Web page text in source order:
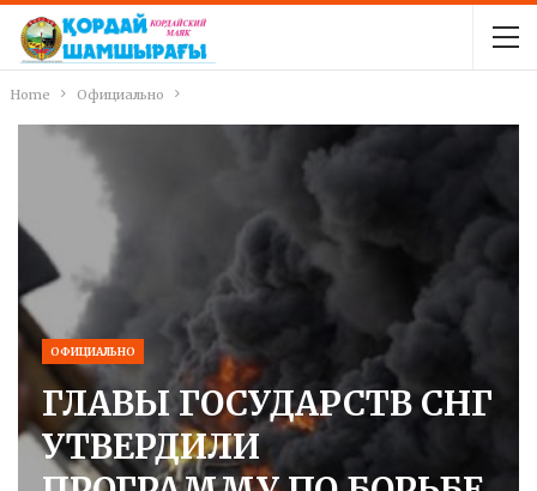
Home Официально
ОФИЦИАЛЬНО
ГЛАВЫ ГОСУДАРСТВ СНГ
УТВЕРДИЛИ